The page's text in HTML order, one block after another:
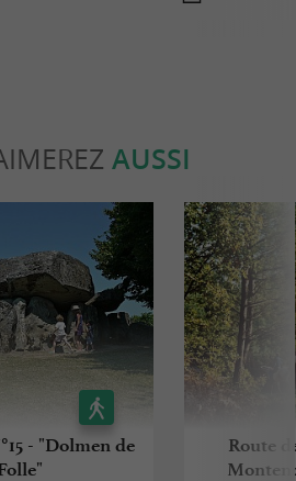
AUSSI
- "Dolmen de
Route